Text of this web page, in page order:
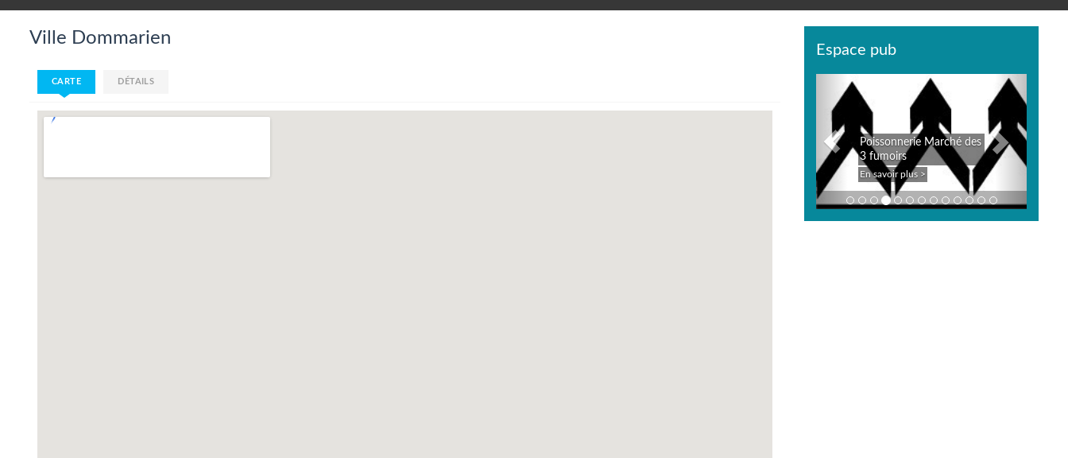
Ville Dommarien
CARTE DÉTAILS
Espace pub
Poissonnerie Marché des
3 fumoirs
En savoir plus >
Previous Next